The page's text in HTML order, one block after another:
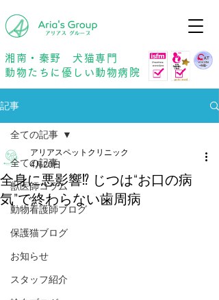
湘南・秦野 犬猫専門
動物たちに優しい動物病院
記事
全ての記事
獣医師コラム
動物看護師ブログ
保護猫ブログ
お知らせ
スタッフ紹介
全ての記事
全身に悪影響⁉︎ じつは“お口の病
気”で終わらない歯周病
アリアスペットクリニック
4月20日